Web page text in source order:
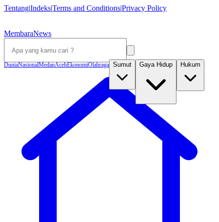
Tentang|Indeks|Terms and Conditions|Privacy Policy
MembaraNews
DuniaNasionalMedanAcehEkonomiOlahraga Sumut Gaya Hidup Hukum